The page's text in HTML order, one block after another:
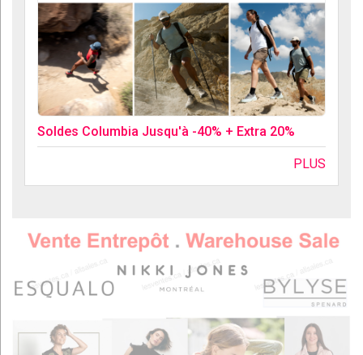
Soldes Columbia Jusqu'à -40% + Extra 20%
PLUS